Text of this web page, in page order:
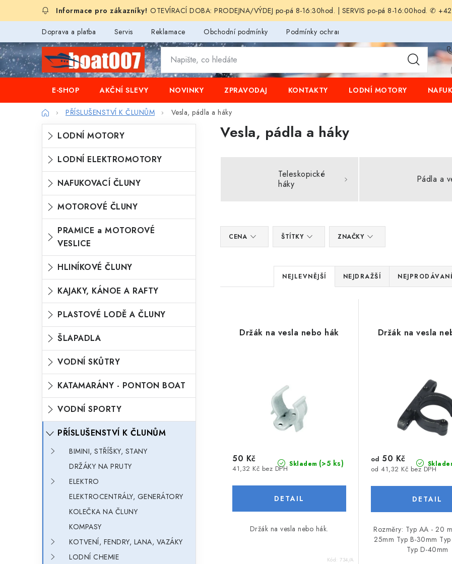
OTEVÍRACÍ DOBA: PRODEJNA/VÝDEJ po-pá 8-16:30hod. | SERVIS po-pá 8-16:00hod. ✆
Doprava a platba Servis Reklamace Obchodní podmínky Podmínky ochrany osobních údajů
E-SHOP
AKČNÍ SLEVY NOVINKY ZPRAVODAJ KONTAKTY LODNÍ MOTORY
DomůPŘÍSLUŠENSTVÍ K ČLUNŮM Vesla, pádla a háky
P
o
t
a
n
n
p
a
n
e
Přeskočit
kategorie
K
a
e
g
o
e
LODNÍ MOTORY
LODNÍ ELEKTROMOTORY
NAFUKOVACÍ ČLUNY
MOTOROVÉ ČLUNY
PRAMICE a MOTOROVÉ
VESLICE
HLINÍKOVÉ ČLUNY
KAJAKY, KÁNOE A RAFTY
PLASTOVÉ LODĚ A ČLUNY
ŠLAPADLA
VODNÍ SKŮTRY
KATAMARÁNY - PONTON BOAT
VODNÍ SPORTY
PŘÍSLUŠENSTVÍ K ČLUNŮM
BIMINI, STŘÍŠKY, STANY
DRŽÁKY NA PRUTY
ELEKTRO
ELEKTROCENTRÁLY, GENERÁTORY
KOLEČKA NA ČLUNY
KOMPASY
KOTVENÍ, FENDRY, LANA, VAZÁKY
LODNÍ CHEMIE
Vesla, pádla a háky
Teleskopické
háky
Pádla a
ý
s
CENA ŠTÍTKY ZNAČKY
Ř
a
n
o
d
u
k
ů
NEJLEVNĚJŠÍ NEJDRAŽŠÍ
Držák na vesla nebo hák
Skladem (>5 ks)
41,32 Kč bez DPH
50 Kč
Držák na vesla nebo hák.
Kód:734/A
Držák na vesla
od 41,32 Kč bez DPH
od 50 Kč
Rozměry: Typ AA - 20
25mm Typ B-30mm
Typ D-40mm